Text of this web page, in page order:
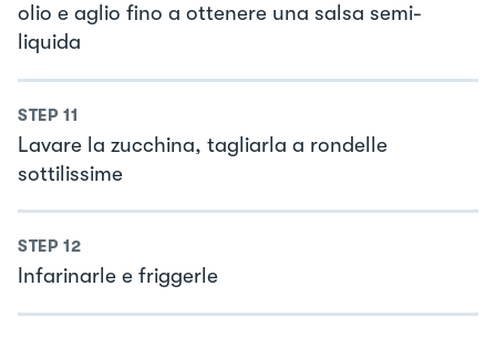
olio e aglio fino a ottenere una salsa semi-
liquida
STEP 11
Lavare la zucchina, tagliarla a rondelle
sottilissime
STEP 12
Infarinarle e friggerle